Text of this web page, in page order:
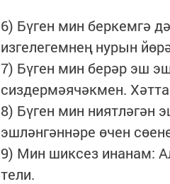
6) Бүген мин беркемгә
изгелегемнең нурын
7) Бүген мин берәр эш
сиздермәячәкмен.
8) Бүген мин
эшләнгәннәре өчен
9) Мин шиксез инанам:
тели.